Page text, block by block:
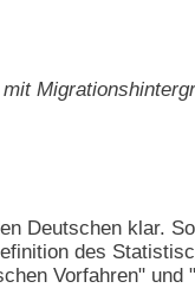
Deutschen klar.
des
Vorfahren" und